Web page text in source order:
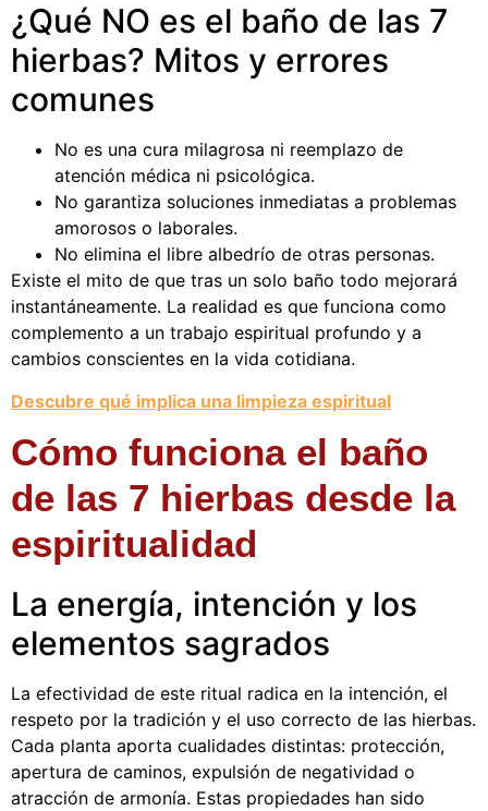
¿Qué NO es el baño de las 7
hierbas? Mitos y errores
comunes
No es una cura milagrosa ni reemplazo de
atención médica ni psicológica.
No garantiza soluciones inmediatas a problemas
amorosos o laborales.
No elimina el libre albedrío de otras personas.
Existe el mito de que tras un solo baño todo mejorará
instantáneamente. La realidad es que funciona como
complemento a un trabajo espiritual profundo y a
cambios conscientes en la vida cotidiana.
Descubre qué implica una limpieza espiritual
Cómo funciona el baño
de las 7 hierbas desde la
espiritualidad
La energía, intención y los
elementos sagrados
La efectividad de este ritual radica en la intención, el
respeto por la tradición y el uso correcto de las hierbas.
Cada planta aporta cualidades distintas: protección,
apertura de caminos, expulsión de negatividad o
atracción de armonía. Estas propiedades han sido